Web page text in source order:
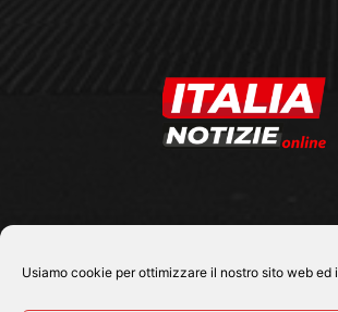
Usiamo cookie per ottimizzare il nostro sito web ed
SEGUICI SU